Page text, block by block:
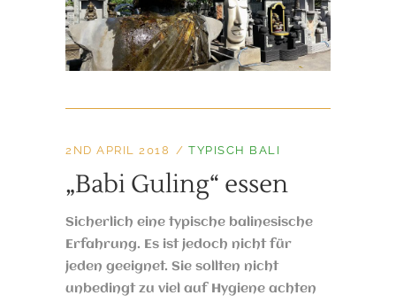
2ND APRIL 2018 TYPISCH BALI
„Babi Guling“ essen
Sicherlich eine typische balinesische
Erfahrung. Es ist jedoch nicht für
jeden geeignet. Sie sollten nicht
unbedingt zu viel auf Hygiene achten